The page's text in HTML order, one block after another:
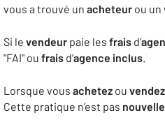
vous a trouvé un acheteur ou un
Si le vendeur paie les frais d’
"FAI" ou frais d’agence inclus
Lorsque vous achetez ou vendez
Cette pratique n’est pas nouvelle